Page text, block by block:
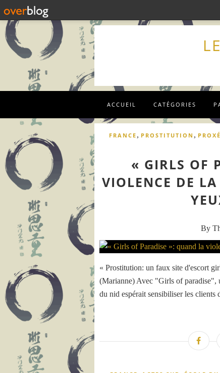
ACCUEIL CATÉGORIES
FRANCE , PROSTITUTION ,
« GIRLS OF
VIOLENCE DE
By
« Prostitution: un faux site d'escort
(Marianne) Avec "Girls of paradise",
du nid espérait sensibiliser les clients